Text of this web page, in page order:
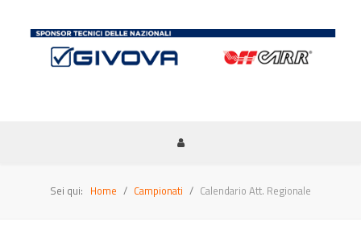
Sei qui: Home Campionati Calendario Att. Regionale